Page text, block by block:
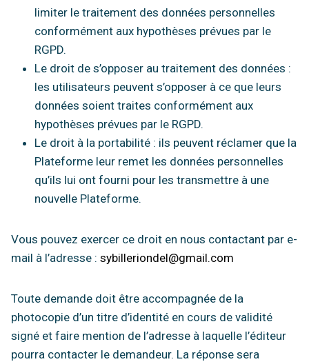
limiter le traitement des données personnelles
conformément aux hypothèses prévues par le
RGPD.
Le droit de s’opposer au traitement des données :
les utilisateurs peuvent s’opposer à ce que leurs
données soient traites conformément aux
hypothèses prévues par le RGPD.
Le droit à la portabilité : ils peuvent réclamer que la
Plateforme leur remet les données personnelles
qu’ils lui ont fourni pour les transmettre à une
nouvelle Plateforme.
Vous pouvez exercer ce droit en nous contactant par e-
mail à l’adresse : sybilleriondel@gmail.com
Toute demande doit être accompagnée de la
photocopie d’un titre d’identité en cours de validité
signé et faire mention de l’adresse à laquelle l’éditeur
pourra contacter le demandeur. La réponse sera